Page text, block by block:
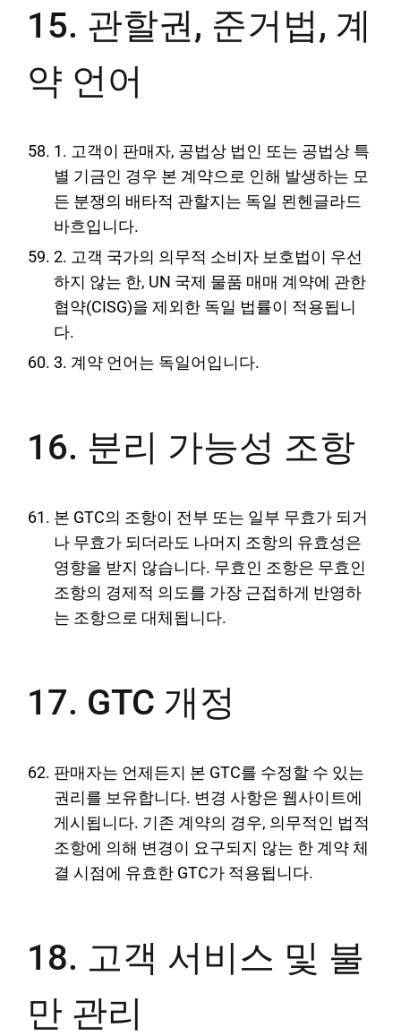
15. 관할권, 준거법, 계
약 언어
1. 고객이 판매자, 공법상 법인 또는 공법상 특
별 기금인 경우 본 계약으로 인해 발생하는 모
든 분쟁의 배타적 관할지는 독일 묀헨글라드
바흐입니다.
2. 고객 국가의 의무적 소비자 보호법이 우선
하지 않는 한, UN 국제 물품 매매 계약에 관한
협약(CISG)을 제외한 독일 법률이 적용됩니
다.
3. 계약 언어는 독일어입니다.
16. 분리 가능성 조항
본 GTC의 조항이 전부 또는 일부 무효가 되거
나 무효가 되더라도 나머지 조항의 유효성은
영향을 받지 않습니다. 무효인 조항은 무효인
조항의 경제적 의도를 가장 근접하게 반영하
는 조항으로 대체됩니다.
17. GTC 개정
판매자는 언제든지 본 GTC를 수정할 수 있는
권리를 보유합니다. 변경 사항은 웹사이트에
게시됩니다. 기존 계약의 경우, 의무적인 법적
조항에 의해 변경이 요구되지 않는 한 계약 체
결 시점에 유효한 GTC가 적용됩니다.
18. 고객 서비스 및 불
만 관리